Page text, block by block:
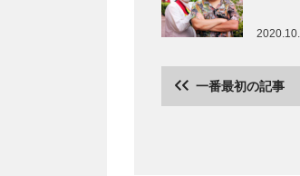
一番最初の記事